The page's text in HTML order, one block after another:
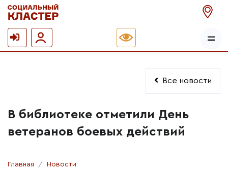
Все новости
В библиотеке отметили День
ветеранов боевых действий
Главная
Новости